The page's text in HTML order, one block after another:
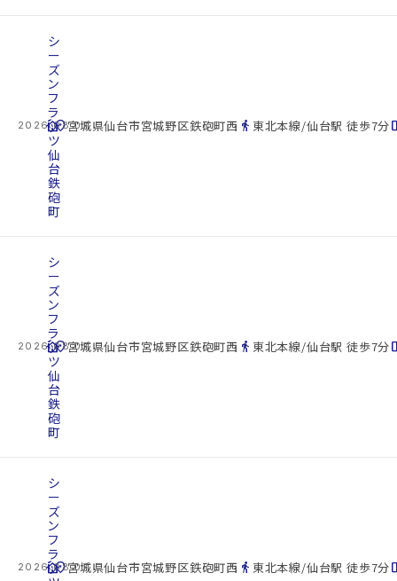
2026.08.07
cottage
シ
ー
ズ
ン
フ
ラ
ッ
ツ
仙
台
鉄
砲
町
location_on宮城県仙台市宮城野区鉄砲町西 directions_walk 東北本線/仙台駅 徒歩7分
2026.08.07
cottage
シ
ー
ズ
ン
フ
ラ
ッ
ツ
仙
台
鉄
砲
町
location_on宮城県仙台市宮城野区鉄砲町西 directions_walk 東北本線/仙台駅 徒歩7分
2026.08.07
cottage
シ
ー
ズ
ン
フ
ラ
ッlocation_on宮城県仙台市宮城野区鉄砲町西 directions_walk 東北本線/仙台駅 徒歩7分